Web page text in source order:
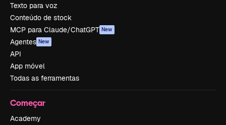
Texto para voz
Conteúdo de stock
MCP para Claude/ChatGPT New
Agentes New
API
App móvel
Todas as ferramentas
Começar
Academy